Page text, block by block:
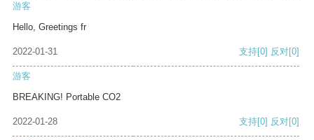
游客
Hello, Greetings fr
2022-01-31 支持[0] 反对[0]
游客
BREAKING! Portable CO2
2022-01-28 支持[0] 反对[0]